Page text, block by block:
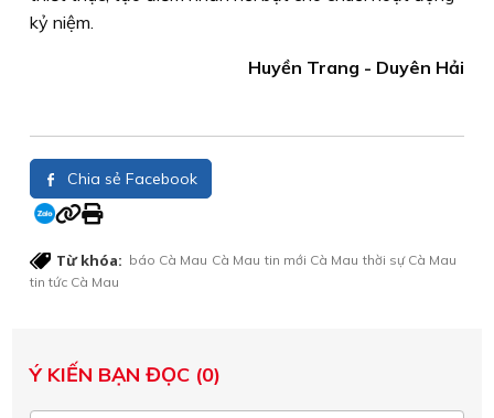
kỷ niệm.
Huyền Trang - Duyên Hải
Chia sẻ Facebook
Từ khóa: báo Cà Mau Cà Mau tin mới Cà Mau thời sự Cà Mau
tin tức Cà Mau
Ý KIẾN BẠN ĐỌC (0)